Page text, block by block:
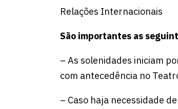
Relações Internacionais
São importantes as
– As solenidades iniciam
com antecedência no
– Caso haja necessidade